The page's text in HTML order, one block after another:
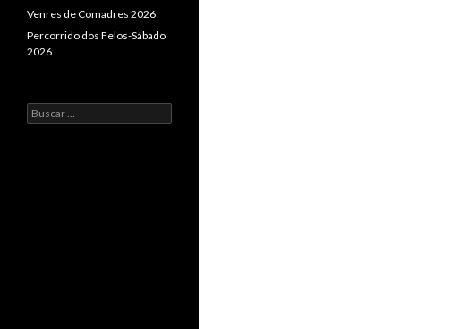
Venres de Comadres 2026
Percorrido dos Felos-Sábado
2026
Buscar: